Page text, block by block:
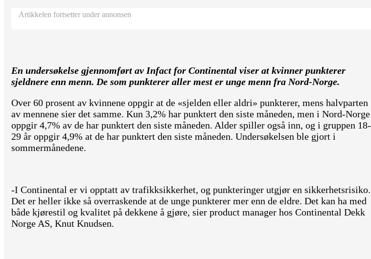
Artikkelen fortsetter under annonsen
En undersøkelse gjennomført av Infact for Continental viser at kvinner punkterer
sjeldnere enn menn. De som punkterer aller mest er unge menn fra Nord-Norge.
Over 60 prosent av kvinnene oppgir at de «sjelden eller aldri» punkterer, mens halvparten
av mennene sier det samme. Kun 3,2% har punktert den siste måneden, men i Nord-Norge
oppgir 4,7% av de har punktert den siste måneden. Alder spiller også inn, og i gruppen 18-
29 år oppgir 4,9% at de har punktert den siste måneden. Undersøkelsen ble gjort i
sommermånedene.
-I Continental er vi opptatt av trafikksikkerhet, og punkteringer utgjør en sikkerhetsrisiko.
Det er heller ikke så overraskende at de unge punkterer mer enn de eldre. Det kan ha med
både kjørestil og kvalitet på dekkene å gjøre, sier product manager hos Continental Dekk
Norge AS, Knut Knudsen.